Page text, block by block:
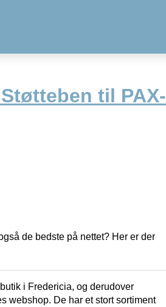
til PAX-
de bedste på nettet? Her er der
i Fredericia, og derudover
webshop. De har et stort sortiment